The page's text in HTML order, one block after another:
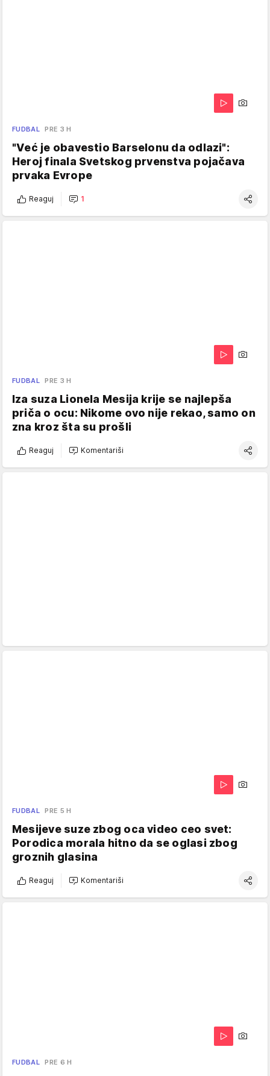
FUDBAL PRE 3 H
"Već je obavestio Barselonu da odlazi":
Heroj finala Svetskog prvenstva pojačava
prvaka Evrope
Reaguj 1
FUDBAL PRE 3 H
Iza suza Lionela Mesija krije se najlepša
priča o ocu: Nikome ovo nije rekao, samo on
zna kroz šta su prošli
Reaguj Komentariši
FUDBAL PRE 5 H
Mesijeve suze zbog oca video ceo svet:
Porodica morala hitno da se oglasi zbog
groznih glasina
Reaguj Komentariši
FUDBAL PRE 6 H